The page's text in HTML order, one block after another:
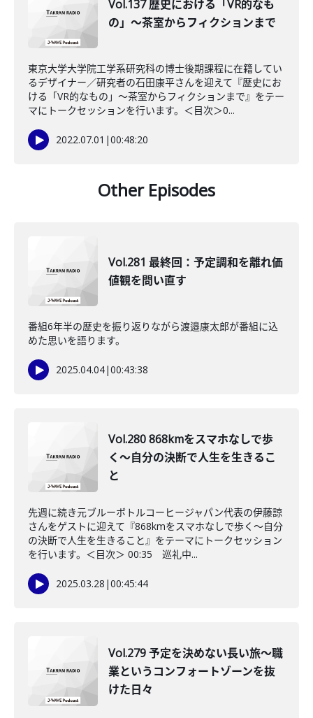
Vol.137 歴史における「VR的なも
の」～茶室からフィクションまで
東京大学大学院工学系研究科の博士後期課程に在籍してい
るデザイナー／研究者の石田康平さんを迎えて『歴史にお
ける「VR的なもの」～茶室からフィクションまで』をテー
マにトークセッションを行います。＜目次＞0...
2022.07.01 |00:48:20
Other Episodes
Vol.281 最終回：予定調和を離れ価
値観を問い直す
番組6年半の歴史を振り返りながら渡邉康太郎が番組に込
めた思いを語ります。
2025.04.04|00:43:38
Vol.280 868kmをスマホなしで歩
く〜自分の決断で人生を生きるこ
と
先週に続き元ブルーボトルコーヒージャパン代表の伊藤諒
さんをゲストに迎えて『868kmをスマホなしで歩く〜自分
の決断で人生を生きること』をテーマにトークセッション
を行います。＜目次＞ 00:35 巡礼中...
2025.03.28 |00:45:44
Vol.279 予定を決めない長い旅〜職
業というコンフォートゾーンを抜
けた日々